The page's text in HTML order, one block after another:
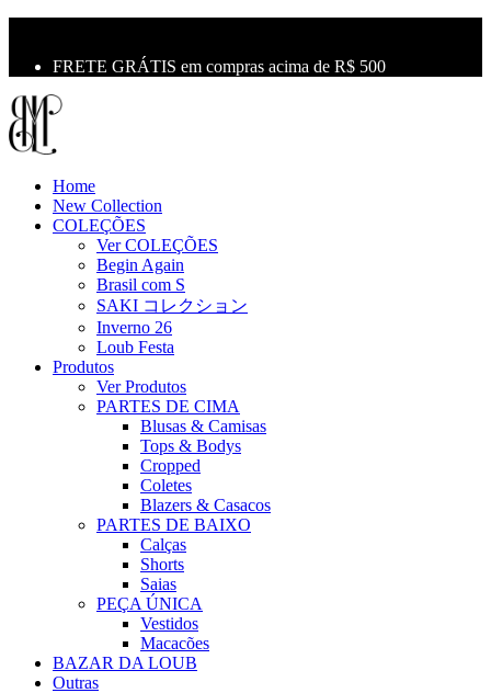
FRETE GRÁTIS em compras acima de R$ 500
Home
New Collection
COLEÇÕES
Ver COLEÇÕES
Begin Again
Brasil com S
SAKI コレクション
Inverno 26
Loub Festa
Produtos
Ver Produtos
PARTES DE CIMA
Blusas & Camisas
Tops & Bodys
Cropped
Coletes
Blazers & Casacos
PARTES DE BAIXO
Calças
Shorts
Saias
PEÇA ÚNICA
Vestidos
Macacões
BAZAR DA LOUB
Outras